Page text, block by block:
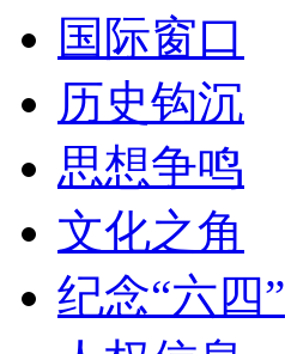
国际窗口
历史钩沉
思想争鸣
文化之角
纪念“六四”